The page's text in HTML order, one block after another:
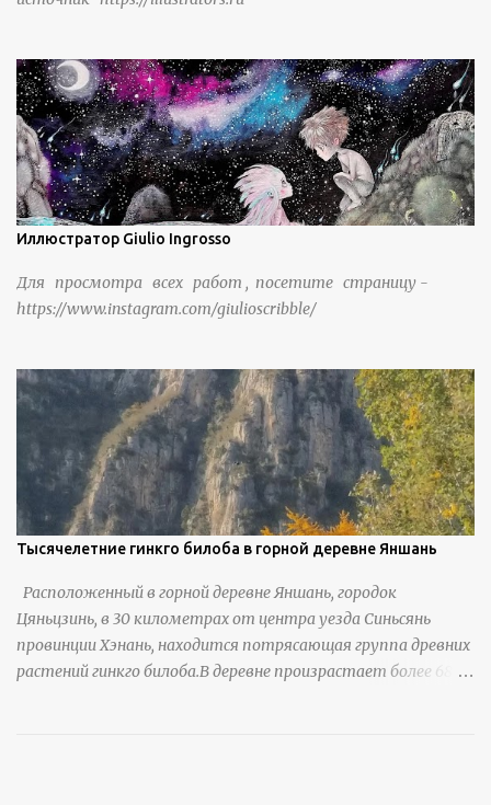
защитить их от бандитизма и войн. С тех пор особая
жизнью в деревне в течение шести или семи поколений.
Иллюстратор Giulio Ingrosso
Для просмотра всех работ , посетите страницу -
https://www.instagram.com/giulioscribble/
Тысячелетние гинкго билоба в горной деревне Яншань
Расположенный в горной деревне Яншань, городок
Цяньцзинь, в 30 километрах от центра уезда Синьсянь
провинции Хэнань, находится потрясающая группа древних
растений гинкго билоба.В деревне произрастает более 6800